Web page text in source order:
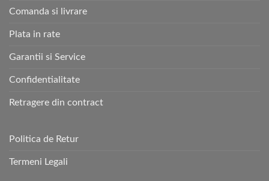
Comanda si livrare
Plata in rate
Garantii si Service
Confidentialitate
Retragere din contract
Politica de Retur
Termeni Legali